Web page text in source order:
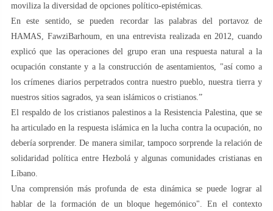
moviliza la diversidad de opciones político-epistémicas.
En este sentido, se pueden recordar las palabras del portavoz de
HAMAS, FawziBarhoum, en una entrevista realizada en 2012, cuando
explicó que las operaciones del grupo eran una respuesta natural a la
ocupación constante y a la construcción de asentamientos, "así como a
los crímenes diarios perpetrados contra nuestro pueblo, nuestra tierra y
nuestros sitios sagrados, ya sean islámicos o cristianos.”
El respaldo de los cristianos palestinos a la Resistencia Palestina, que se
ha articulado en la respuesta islámica en la lucha contra la ocupación, no
debería sorprender. De manera similar, tampoco sorprende la relación de
solidaridad política entre Hezbolá y algunas comunidades cristianas en
Líbano.
Una comprensión más profunda de esta dinámica se puede lograr al
hablar de la formación de un bloque hegemónico". En el contexto